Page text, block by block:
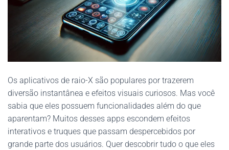
Os aplicativos de raio-X são populares por trazerem
diversão instantânea e efeitos visuais curiosos. Mas você
sabia que eles possuem funcionalidades além do que
aparentam? Muitos desses apps escondem efeitos
interativos e truques que passam despercebidos por
grande parte dos usuários. Quer descobrir tudo o que eles